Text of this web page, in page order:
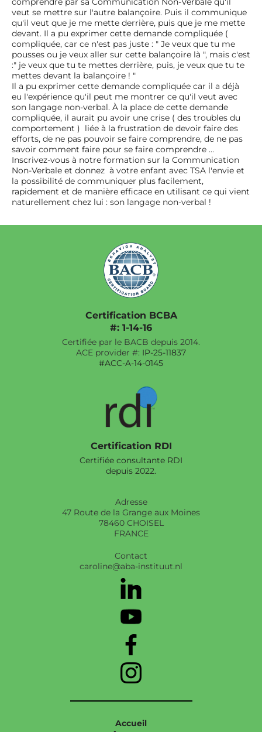
veut se mettre sur l'autre balançoire. Puis il communique
qu'il veut que je me mette derrière, puis que je me mette
devant. Il a pu exprimer cette demande compliquée (
compliquée, car ce n'est pas juste : " Je veux que tu me
pousses ou je veux aller sur cette balançoire là ", mais c'est
:" je veux que tu te mettes derrière, puis, je veux que tu te
mettes devant la balançoire ! "
Il a pu exprimer cette demande compliquée car il a déjà
eu l'expérience qu'il peut me montrer ce qu'il veut avec
son langage non-verbal. À la place de cette demande
compliquée, il aurait pu avoir une crise ( des troubles du
comportement ) liée à la frustration de devoir faire des
efforts, de ne pas pouvoir se faire comprendre, de ne pas
savoir comment faire pour se faire comprendre …
Inscrivez-vous à notre formation sur la Communication
Non-Verbale et donnez à votre enfant avec TSA l'envie et
la possibilité de communiquer plus facilement,
rapidement et de manière efficace en utilisant ce qui vient
naturellement chez lui : son langage non-verbal !
Certification BCBA
#: 1-14-16
Certifiée par le BACB depuis 2014.
ACE provider #: IP-25-11837
#ACC-A-14-0145
Certification RDI
Certifiée consultante RDI
depuis 2022.
Adresse
47 Route de la Grange aux Moines
78460 CHOISEL
FRANCE
Contact
caroline@aba-instituut.nl
Accueil